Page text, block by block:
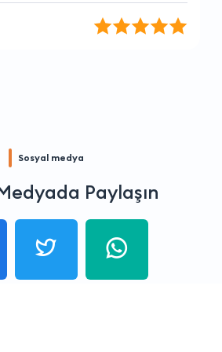
Sosyal medya
Paylaşın